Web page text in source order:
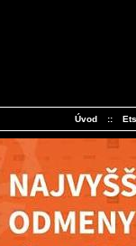
Úvod ::